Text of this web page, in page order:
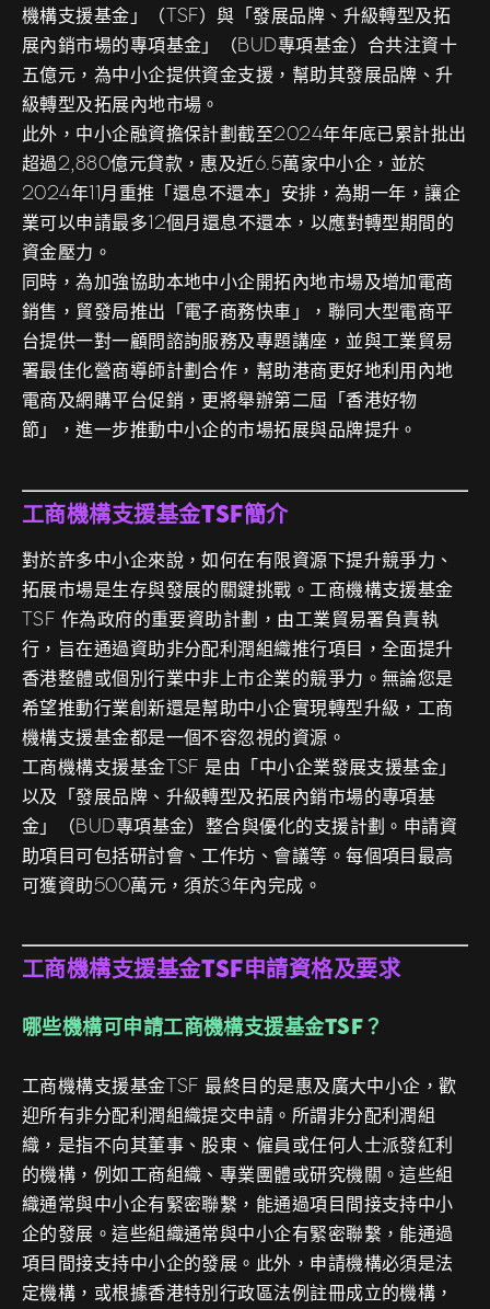
機構支援基金」（TSF）與「發展品牌、升級轉型及拓
展內銷市場的專項基金」（BUD專項基金）合共注資十
五億元，為中小企提供資金支援，幫助其發展品牌、升
級轉型及拓展內地市場。
此外，中小企融資擔保計劃截至2024年年底已累計批出
超過2,880億元貸款，惠及近6.5萬家中小企，並於
2024年11月重推「還息不還本」安排，為期一年，讓企
業可以申請最多12個月還息不還本，以應對轉型期間的
資金壓力。
同時，為加強協助本地中小企開拓內地市場及增加電商
銷售，貿發局推出「電子商務快車」，聯同大型電商平
台提供一對一顧問諮詢服務及專題講座，並與工業貿易
署最佳化營商導師計劃合作，幫助港商更好地利用內地
電商及網購平台促銷，更將舉辦第二屆「香港好物
節」，進一步推動中小企的市場拓展與品牌提升。
工商機構支援基金TSF簡介
對於許多中小企來說，如何在有限資源下提升競爭力、
拓展市場是生存與發展的關鍵挑戰。工商機構支援基金
TSF 作為政府的重要資助計劃，由工業貿易署負責執
行，旨在通過資助非分配利潤組織推行項目，全面提升
香港整體或個別行業中非上市企業的競爭力。無論您是
希望推動行業創新還是幫助中小企實現轉型升級，工商
機構支援基金都是一個不容忽視的資源。
工商機構支援基金TSF 是由「中小企業發展支援基金」
以及「發展品牌、升級轉型及拓展內銷市場的專項基
金」（BUD專項基金）整合與優化的支援計劃。申請資
助項目可包括研討會、工作坊、會議等。每個項目最高
可獲資助500萬元，須於3年內完成。
工商機構支援基金TSF申請資格及要求
哪些機構可申請工商機構支援基金TSF？
工商機構支援基金TSF 最終目的是惠及廣大中小企，歡
迎所有非分配利潤組織提交申請。所謂非分配利潤組
織，是指不向其董事、股東、僱員或任何人士派發紅利
的機構，例如工商組織、專業團體或研究機關。這些組
織通常與中小企有緊密聯繫，能通過項目間接支持中小
企的發展。這些組織通常與中小企有緊密聯繫，能通過
項目間接支持中小企的發展。此外，申請機構必須是法
定機構，或根據香港特別行政區法例註冊成立的機構，